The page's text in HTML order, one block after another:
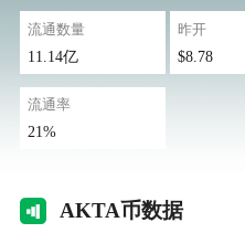
流通数量
11.14亿
昨开
$8.78
流通率
21%
AKTA币数据